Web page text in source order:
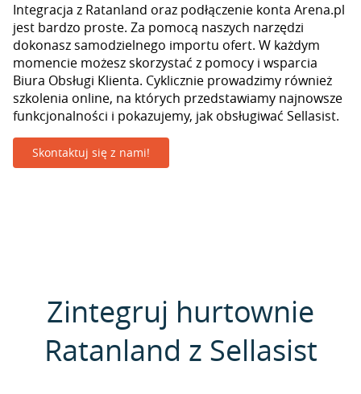
Integracja z Ratanland oraz podłączenie konta Arena.pl
jest bardzo proste. Za pomocą naszych narzędzi
dokonasz samodzielnego importu ofert. W każdym
momencie możesz skorzystać z pomocy i wsparcia
Biura Obsługi Klienta. Cyklicznie prowadzimy również
szkolenia online, na których przedstawiamy najnowsze
funkcjonalności i pokazujemy, jak obsługiwać Sellasist.
Skontaktuj się z nami!
Zintegruj hurtownie
Ratanland z Sellasist